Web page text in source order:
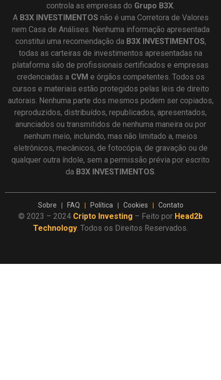
controla as empresas do Grupo B3X.
A B3X INVESTIMENTOS não é uma Corretora de Valores
nem Casa de Análises. Nenhuma informação apresentada
constitui uma recomendação da B3X INVESTIMENTOS,
todas as carteiras de investimentos apresentadas na
plataforma são de profissionais certificados e empresas
credenciadas a CVM e órgãos competentes. Todos os
cursos e materiais estão protegidos pelas leis de direito
autorais. Nenhuma parte dos mesmos podem ser copiados,
reproduzidos, distribuídos, republicados, apresentados,
anunciados ou transmitidos de nenhuma maneira ou por
nenhum meio, incluindo, mas não limitado a, meios
eletrônicos, mecânicos, de fotocópia, de gravação ou de
qualquer outra índole, sem a permissão prévia por escrito
da B3X INVESTIMENTOS.
Sobre FAQ Política Cookies Contato
© 2023 – 2024 Cripto Investing – Feito por Head2b
Technology. Todos os Direitos Reservados.